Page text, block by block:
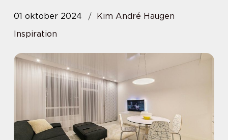
01 oktober 2024
Kim André Haugen
Inspiration